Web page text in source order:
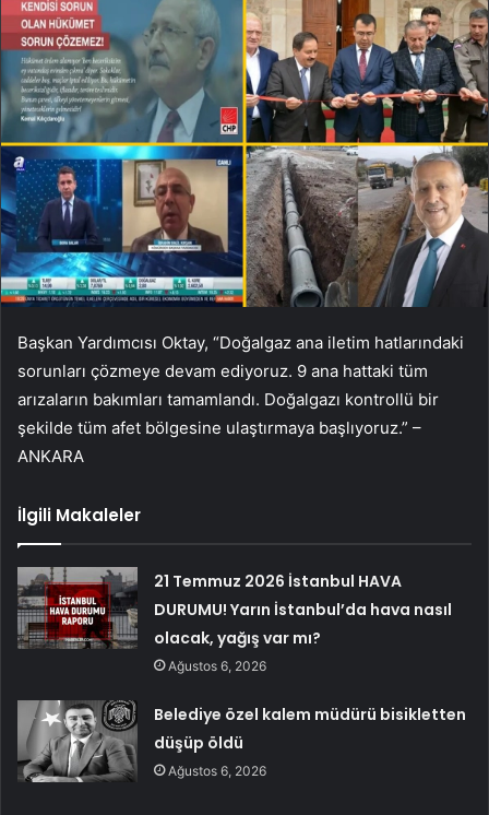
Başkan Yardımcısı Oktay, “Doğalgaz ana iletim hatlarındaki
sorunları çözmeye devam ediyoruz. 9 ana hattaki tüm
arızaların bakımları tamamlandı. Doğalgazı kontrollü bir
şekilde tüm afet bölgesine ulaştırmaya başlıyoruz.” –
ANKARA
İlgili Makaleler
21 Temmuz 2026 İstanbul HAVA
DURUMU! Yarın İstanbul’da hava nasıl
olacak, yağış var mı?
Ağustos 6, 2026
Belediye özel kalem müdürü bisikletten
düşüp öldü
Ağustos 6, 2026